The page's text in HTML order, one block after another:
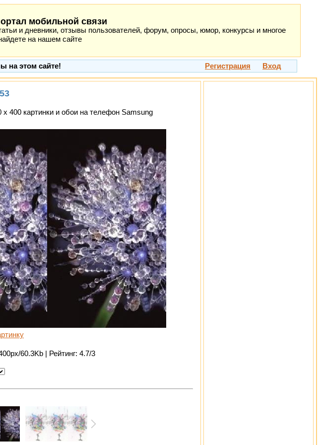
мобильной связи
и дневники, отзывы пользователей, форум, опросы, юмор, конкурсы и многое
на нашем сайте
на этом сайте! Регистрация Вход
400 картинки и обои на телефон Samsung
60.3Kb | Рейтинг: 4.7/3